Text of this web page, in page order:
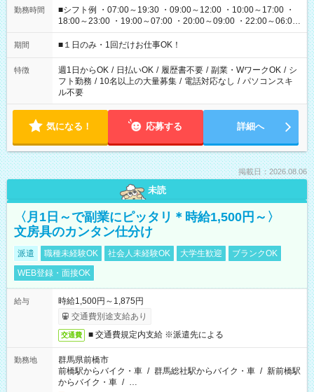
勤務時間
■シフト例 ・07:00～19:30 ・09:00～12:00 ・10:00～17:00 ・
18:00～23:00 ・19:00～07:00 ・20:00～09:00 ・22:00～06:00
etc ★最短で3時間で5,120円のお仕事から 15時間で2万円近く稼
げるお仕事も！ ご希望のお時間に合わせてご紹介！ ※シフトは
ください！
期間 ■１日のみ・1回だけお仕事OK！
特徴 週1日からOK / 日払いOK / 履歴書不要 / 副業・WワークOK / シ
フト勤務 / 10名以上の大量募集 / 電話対応なし / パソコンスキ
ル不要
気になる！ 応募する 詳細へ
掲載日：2026.08.06
未読
〈月1日～で副業にピッタリ＊時給1,500円～〉
文房具のカンタン仕分け
派遣 職種未経験OK 社会人未経験OK 大学生歓迎
ブランクOK
WEB登録・面接OK
給与
時給1,500円～1,875円
交通費別途支給あり
交通費 ■ 交通費規定内支給 ※派遣先による
勤務地
群馬県前橋市
前橋駅からバイク・車 / 群馬総社駅からバイク・車 / 新前橋駅
からバイク・車 / …